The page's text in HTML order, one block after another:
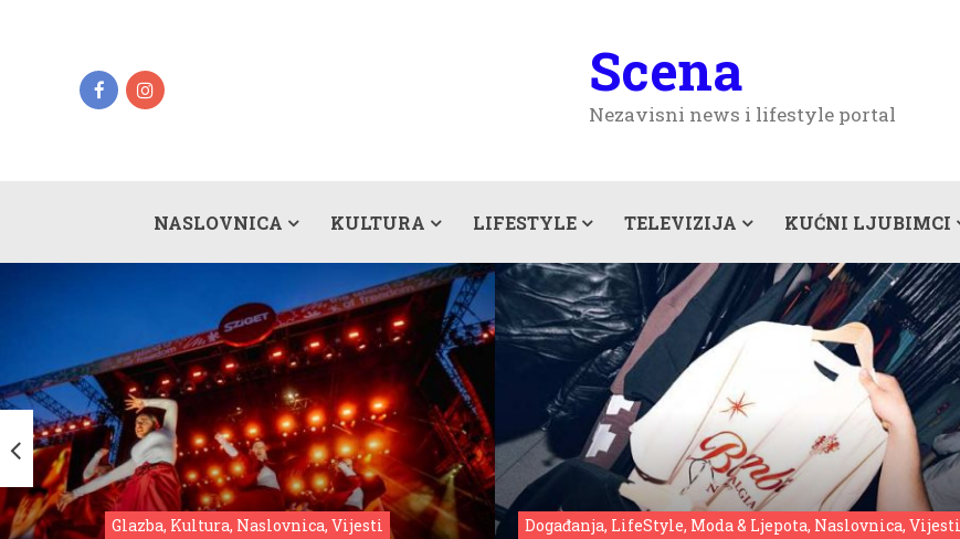
Scena
Nezavisni news i lifestyle portal
NASLOVNICA KULTURA LIFESTYLE TELEVIZIJA KUĆNI LJUBIMCI
Glazba, Kultura, Naslovnica, Vijesti Događanja, LifeStyle, Moda & Ljepota, Naslovnica, Vijesti